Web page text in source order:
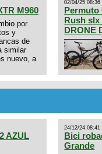
M960
por
y
de
similar
nuevo, a
02/04/25 08:36
Permuto
Rush slx
DRONE
Horquilla
por drone
interesa
AZUL
24/12/24 08:41
Bici
Grande